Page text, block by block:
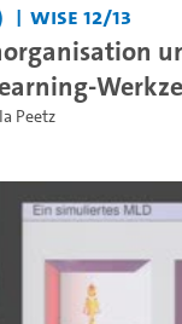
WiSe 12/13
Peetz